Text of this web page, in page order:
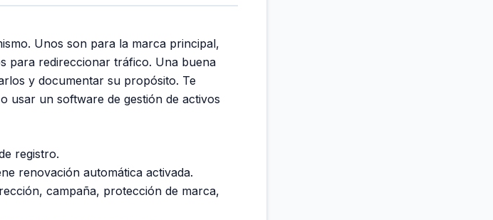
Unos son para la marca principal,
para redireccionar tráfico. Una buena
y documentar su propósito. Te
usar un software de gestión de activos
registro.
renovación automática activada.
campaña, protección de marca,